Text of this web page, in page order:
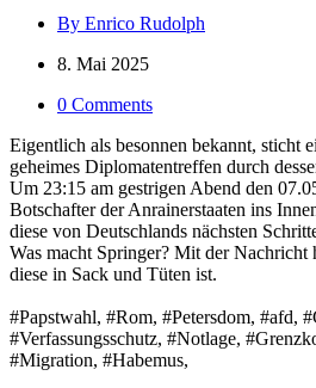
By Enrico Rudolph
8. Mai 2025
0 Comments
Eigentlich als besonnen bekannt, sticht
geheimes Diplomatentreffen durch
Um 23:15 am gestrigen Abend den
Botschafter der Anrainerstaaten ins
diese von Deutschlands nächsten
Was macht Springer? Mit der Nachricht
diese in Sack und Tüten ist.
#Papstwahl, #Rom, #Petersdom, #afd,
#Verfassungsschutz, #Notlage,
#Migration, #Habemus,